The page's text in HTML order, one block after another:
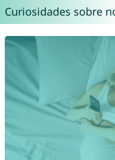
Curiosidades sobre